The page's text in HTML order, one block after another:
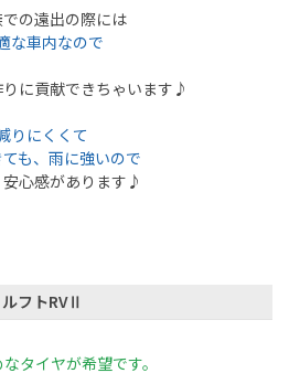
での遠出の際には
な車内なので
に貢献できちゃいます♪
りにくくて
も、雨に強いので
心感があります♪
ルフトRVⅡ
タイヤが希望です。